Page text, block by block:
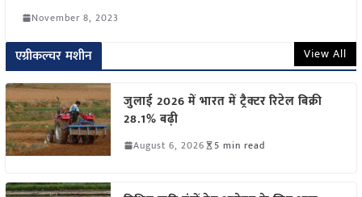
November 8, 2023
एग्रीकल्चर मशीन View All
जुलाई 2026 में भारत में ट्रैक्टर रिटेल बिक्री
28.1% बढ़ी
August 6, 2026 5 min read